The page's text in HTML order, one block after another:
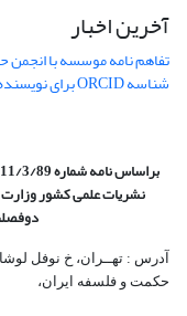
آخرین اخبار
تفاهم نامه موسسه با انجمن
شناسه ORCID برای نویسنده مسئول
براساس نامه شماره 26953/11/3/89 در جلسة مورخ 31/6/89 کمیسیون
نشریات علمی کشور
حکمت و فلسفه ایران،‌